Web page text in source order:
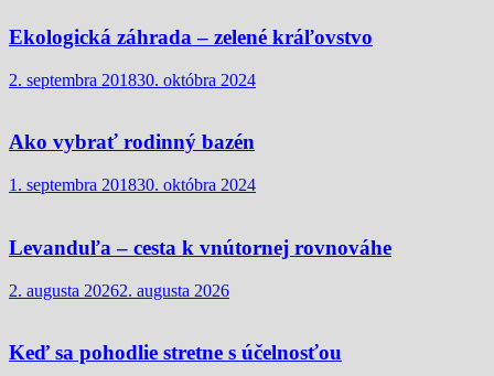
Ekologická záhrada – zelené kráľovstvo
2. septembra 201830. októbra 2024
Ako vybrať rodinný bazén
1. septembra 201830. októbra 2024
Levanduľa – cesta k vnútornej rovnováhe
2. augusta 20262. augusta 2026
Keď sa pohodlie stretne s účelnosťou